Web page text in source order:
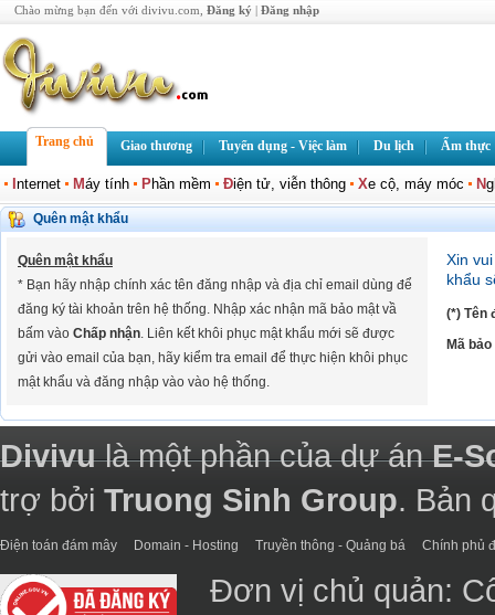
Chào mừng bạn đến với divivu.com, Đăng ký | Đăng nhập
Trang chủ Giao thương Tuyển dụng - Việc làm Du lịch Ẩm thực
nternet Máy tính Phần mềm Điện tử, viễn thông Xe cộ, máy móc N
Quên mật khẩu
Quên mật khẩu
* Bạn hãy nhập chính xác tên đăng nhập và địa chỉ email dùng để
đăng ký tài khoản trên hệ thống. Nhập xác nhận mã bảo mật vầ
bấm vào Chấp nhận. Liên kết khôi phục mật khẩu mới sẽ được
gửi vào email của bạn, hãy kiểm tra email để thực hiện khôi phục
mật khẩu và đăng nhập vào vào hệ thống.
Xin
khẩu
(*) Tên
Mã
Divivulà một phần của dự ánE-
trợ bởi Truong Sinh Group. Bản
Điện toán đám mây Domain - Hosting Truyền thông - Quảng bá Chính phủ
Đơn vị chủ quản: